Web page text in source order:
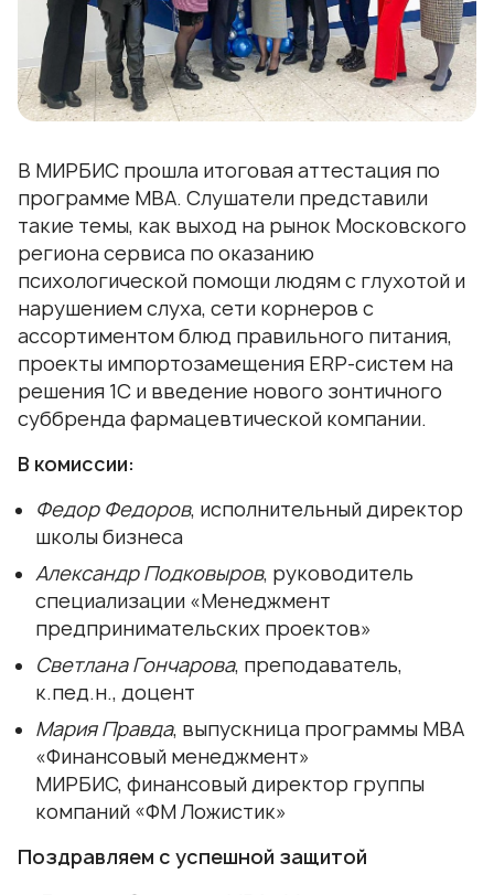
В МИРБИС прошла итоговая аттестация по
программе МВА. Слушатели представили
такие темы, как выход на рынок Московского
региона сервиса по оказанию
психологической помощи людям с глухотой и
нарушением слуха, сети корнеров с
ассортиментом блюд правильного питания,
проекты импортозамещения ERP-систем на
решения 1С и введение нового зонтичного
суббренда фармацевтической компании.
В комиссии:
Федор Федоров, исполнительный директор
школы бизнеса
Александр Подковыров, руководитель
специализации «Менеджмент
предпринимательских проектов»
Светлана Гончарова, преподаватель,
к.пед.н., доцент
Мария Правда, выпускница программы МВА
«Финансовый менеджмент»
МИРБИС, финансовый директор группы
компаний «ФМ Ложистик»
Поздравляем с успешной защитой